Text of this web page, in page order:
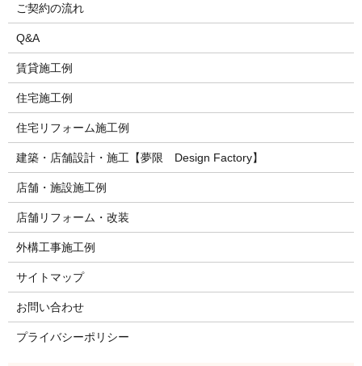
ご契約の流れ
Q&A
賃貸施工例
住宅施工例
住宅リフォーム施工例
建築・店舗設計・施工【夢限 Design Factory】
店舗・施設施工例
店舗リフォーム・改装
外構工事施工例
サイトマップ
お問い合わせ
プライバシーポリシー